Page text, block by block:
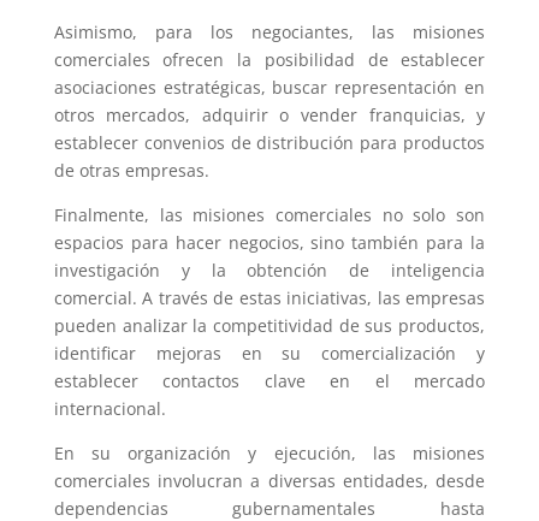
Asimismo, para los negociantes, las misiones
comerciales ofrecen la posibilidad de establecer
asociaciones estratégicas, buscar representación en
otros mercados, adquirir o vender franquicias, y
establecer convenios de distribución para productos
de otras empresas.
Finalmente, las misiones comerciales no solo son
espacios para hacer negocios, sino también para la
investigación y la obtención de inteligencia
comercial. A través de estas iniciativas, las empresas
pueden analizar la competitividad de sus productos,
identificar mejoras en su comercialización y
establecer contactos clave en el mercado
internacional.
En su organización y ejecución, las misiones
comerciales involucran a diversas entidades, desde
dependencias gubernamentales hasta